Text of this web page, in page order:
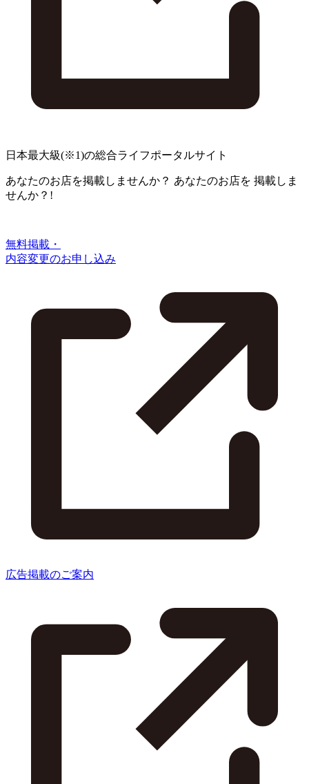
日本最大級(※1)の総合ライフポータルサイト
あなたのお店を掲載しませんか？ あなたのお店を 掲載しま
せんか？!
無料掲載・
内容変更のお申し込み
広告掲載のご案内